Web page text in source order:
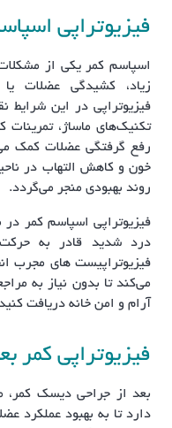
فیزیوتراپی
اسپاسم کمر یکی از
زیاد، کشیدگی عضلات
فیزیوتراپی در این شرایط
تکنیک‌های ماساژ،
رفع گرفتگی عضلات کمک
خون و کاهش التهاب در
روند بهبودی منجر می‌گردد.
فیزیوتراپی اسپاسم کمر
درد شدید قادر به
فیزیوتراپیست‌ های مجرب
می‌کند تا بدون نیاز به
آرام و امن خانه دریافت
فیزیوتراپی کمر
بعد از جراحی دیسک کمر،
دارد تا به بهبود عملکرد